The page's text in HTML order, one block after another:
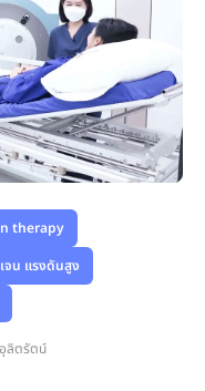
therapy
จน แรงดันสูง
ลิตรัตน์